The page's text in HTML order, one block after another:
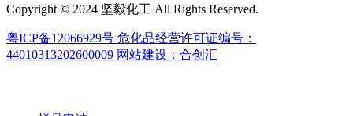
Copyright © 2024 坚毅化工 All Rights Reserved.
粤ICP备12066929号 危化品经营许可证编号：
44010313202600009 网站建设：合创汇